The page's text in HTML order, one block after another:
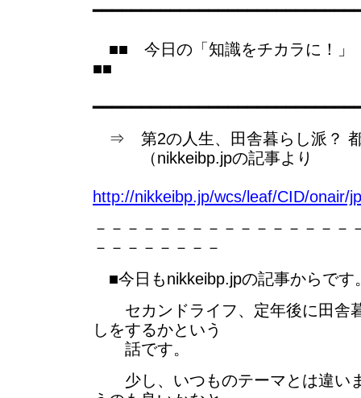
■■ 今日の「知識をチカラに！
■■
⇒ 第2の人生、田舎暮らし派？
（nikkeibp.jpの記事より
http://nikkeibp.jp/wcs/leaf/CID/onair/
－－－－－－－－－－－－－－－－
－－－－－－－－
■今日もnikkeibp.jpの記事からです
セカンドライフ、定年後に田舎
しをするかという
話です。
少し、いつものテーマとは違い